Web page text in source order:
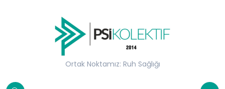
Ortak Noktamız: Ruh Sağlığı